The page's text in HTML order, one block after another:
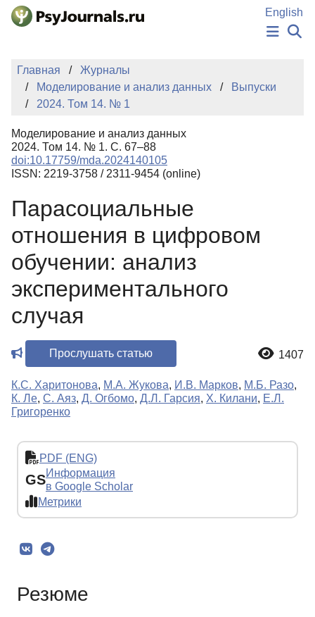
Перейти к основному содержанию
English
НОВОСТИ
АВТОРЫ
КЛЮЧЕВЫЕ СЛОВА
Регистрация
Главная
Журналы
Моделирование и анализ данных
Выпуски
2024. Том 14. № 1
Моделирование и анализ данных
2024. Том 14. № 1. С. 67–88
doi:10.17759/mda.2024140105
ISSN: 2219-3758 / 2311-9454 (online)
Парасоциальные
отношения в цифровом
обучении: анализ
экспериментального
случая
Прослушать статью 1407
К.С. Харитонова, М.А. Жукова, И.В. Марков, М.Б. Разо,
К. Ле, С. Аяз, Д. Огбомо, Д.Л. Гарсия, Х. Килани, Е.Л.
Григоренко
PDF (ENG)
GSИнформация
в Google Scholar
Метрики
Резюме